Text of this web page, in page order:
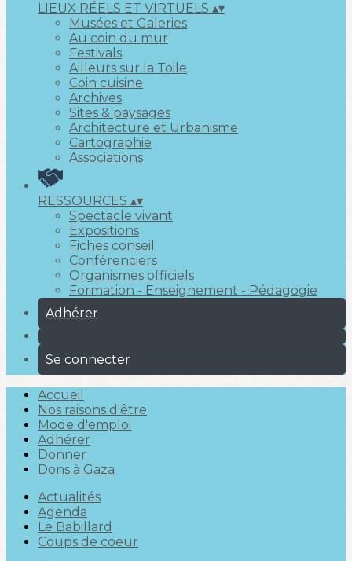
LIEUX RÉELS ET VIRTUELS ▴▾
Musées et Galeries
Au coin du mur
Festivals
Ailleurs sur la Toile
Coin cuisine
Archives
Sites & paysages
Architecture et Urbanisme
Cartographie
Associations
RESSOURCES ▴▾
Spectacle vivant
Expositions
Fiches conseil
Conférenciers
Organismes officiels
Formation - Enseignement - Pédagogie
Adhérer
Se connecter
Accueil
Nos raisons d'être
Mode d'emploi
Adhérer
Donner
Dons à Gaza
Actualités
Agenda
Le Babillard
Coups de coeur